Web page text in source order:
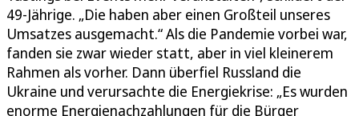
49-Jährige. „Die haben aber einen Großteil unseres
Umsatzes ausgemacht.“ Als die Pandemie vorbei war,
fanden sie zwar wieder statt, aber in viel kleinerem
Rahmen als vorher. Dann überfiel Russland die
Ukraine und verursachte die Energiekrise: „Es wurden
enorme Energienachzahlungen für die Bürger